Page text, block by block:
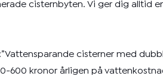
cisternbyten. Vi ger dig alltid
cisterner med
600 kronor årligen på